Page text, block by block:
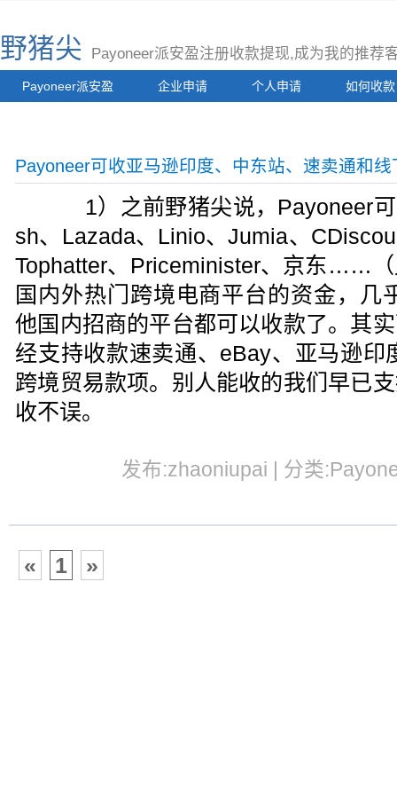
野猪尖 Payoneer派安盈注册收款提现,成为我的推荐
Payoneer派安盈 企业申请 个人申请 如何收款
Payoneer可收亚马逊印度、中东站、速卖通和线
1）之前野猪尖说，Payoneer可
sh、Lazada、Linio、Jumia、
Tophatter、Priceminister、京东……
国内外热门跨境电商平台的资金，几
他国内招商的平台都可以收款了。其
经支持收款速卖通、eBay、亚马逊印
跨境贸易款项。别人能收的我们早已
收不误。
发布:zhaoniupai | 分类
« 1 »